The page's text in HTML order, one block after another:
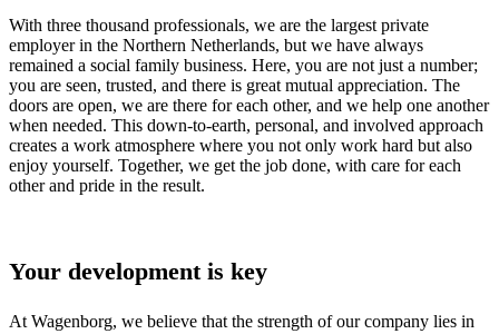
With three thousand professionals, we are the largest private
employer in the Northern Netherlands, but we have always
remained a social family business. Here, you are not just a number;
you are seen, trusted, and there is great mutual appreciation. The
doors are open, we are there for each other, and we help one another
when needed. This down-to-earth, personal, and involved approach
creates a work atmosphere where you not only work hard but also
enjoy yourself. Together, we get the job done, with care for each
other and pride in the result.
Your development is key
At Wagenborg, we believe that the strength of our company lies in